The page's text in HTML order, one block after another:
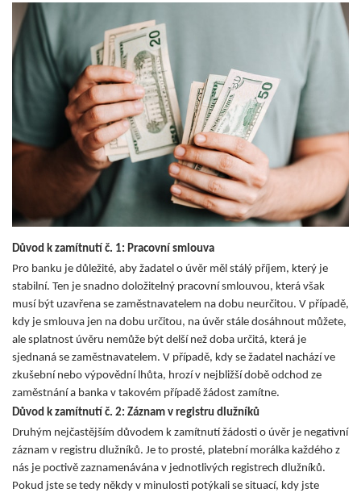
Důvod k zamítnutí č. 1: Pracovní smlouva
Pro banku je důležité, aby žadatel o úvěr měl stálý příjem, který je
stabilní. Ten je snadno doložitelný pracovní smlouvou, která však
musí být uzavřena se zaměstnavatelem na dobu neurčitou. V případě,
kdy je smlouva jen na dobu určitou, na úvěr stále dosáhnout můžete,
ale splatnost úvěru nemůže být delší než doba určitá, která je
sjednaná se zaměstnavatelem. V případě, kdy se žadatel nachází ve
zkušební nebo výpovědní lhůta, hrozí v nejbližší době odchod ze
zaměstnání a banka v takovém případě žádost zamítne.
Důvod k zamítnutí č. 2: Záznam v registru dlužníků
Druhým nejčastějším důvodem k zamítnutí žádosti o úvěr je negativní
záznam v registru dlužníků. Je to prosté, platební morálka každého z
nás je poctivě zaznamenávána v jednotlivých registrech dlužníků.
Pokud jste se tedy někdy v minulosti potýkali se situací, kdy jste